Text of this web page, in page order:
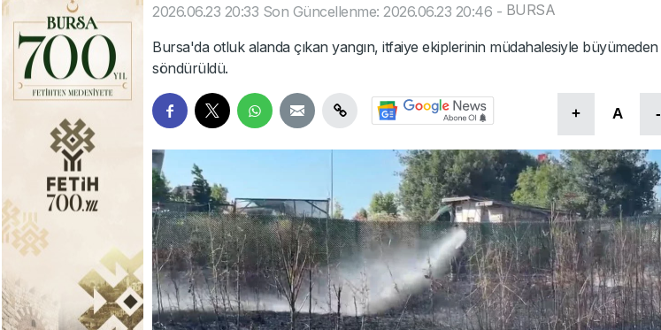
2026.06.23 20:33 Son Güncellenme: 2026.06.23 20:46 - BURSA
Bursa'da otluk alanda çıkan yangın, itfaiye ekiplerinin müdahalesiyle büyümeden
söndürüldü.
+ A -